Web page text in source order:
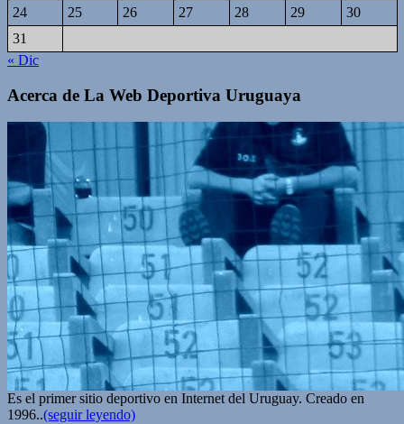
24
25 26 27 28 29
30
31
« Dic
Acerca de La Web Deportiva Uruguaya
Es el primer sitio deportivo en Internet del Uruguay. Creado en
1996..(seguir leyendo)